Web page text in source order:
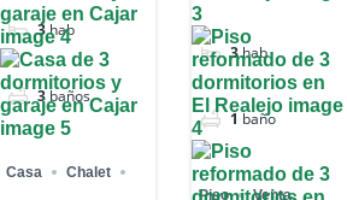
3hab
3baños
Casa Chalet
3hab
1 baño
Piso Venta